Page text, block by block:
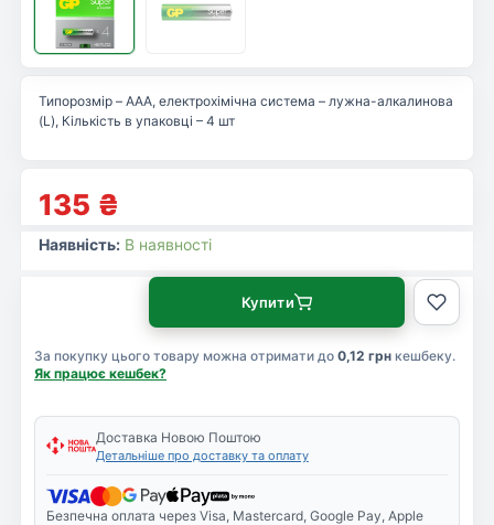
135 ₴
Типорозмір – AAA, електрохімічна система – лужна-алкалинова
(L), Кількість в упаковці – 4 шт
Наявність: В наявності
За покупку цього товару можна отримати до 0,12 грн кешбеку.
Як працює кешбек?
Купити
Доставка Новою Поштою
Детальніше про доставку та оплату
Безпечна оплата через Visa, Mastercard, Google Pay, Apple